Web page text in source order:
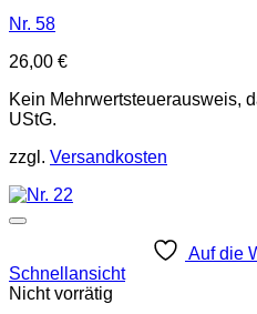
Nr. 58
26,00 €
Kein Mehrwertsteuerausweis,
UStG.
zzgl. Versandkosten
Auf die
Schnellansicht
Nicht vorrätig